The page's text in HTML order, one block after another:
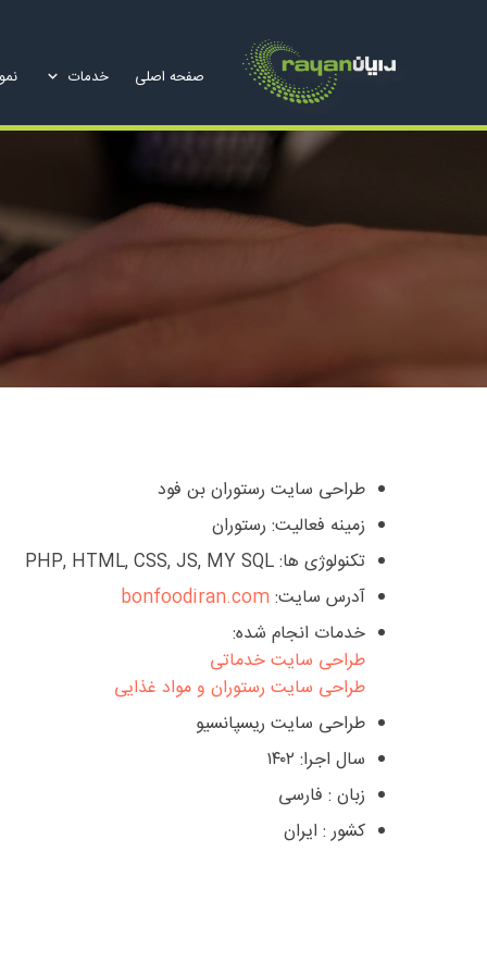
صفحه اصلی خدمات
طراحی سایت رستوران بن فود
زمینه فعالیت: رستوران
تکنولوژی ها: PHP, HTML, CSS, JS, MY SQL
آدرس سایت: bonfoodiran.com
خدمات انجام شده:
طراحی سایت خدماتی
طراحی سایت رستوران و مواد غذایی
طراحی سایت ریسپانسیو
سال اجرا: ۱۴۰۲
زبان : فارسی
کشور : ایران